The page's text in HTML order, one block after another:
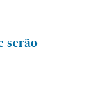
serão